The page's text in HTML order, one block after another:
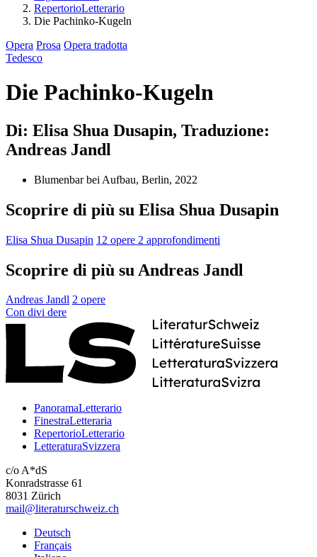
RepertorioLetterario
Die Pachinko-Kugeln
Opera Prosa Opera tradotta
Tedesco
Die Pachinko-Kugeln
Di: Elisa Shua Dusapin, Traduzione:
Andreas Jandl
Blumenbar bei Aufbau, Berlin, 2022
Scoprire di più su Elisa Shua Dusapin
Elisa Shua Dusapin 12 opere 2 approfondimenti
Scoprire di più su Andreas Jandl
Andreas Jandl 2 opere
Con divi dere
PanoramaLetterario
FinestraLetteraria
RepertorioLetterario
LetteraturaSvizzera
c/o A*dS
Konradstrasse 61
8031 Zürich
mail@literaturschweiz.ch
Deutsch
Français